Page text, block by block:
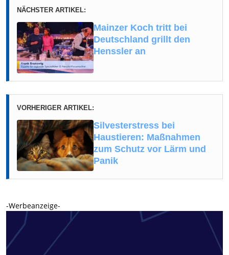
NÄCHSTER ARTIKEL:
Mainzer Koch tritt bei
Deutschland grillt den
Henssler an
VORHERIGER ARTIKEL:
Silvesterstress bei
Haustieren: Maßnahmen
zum Schutz vor Lärm und
Panik
-Werbeanzeige-